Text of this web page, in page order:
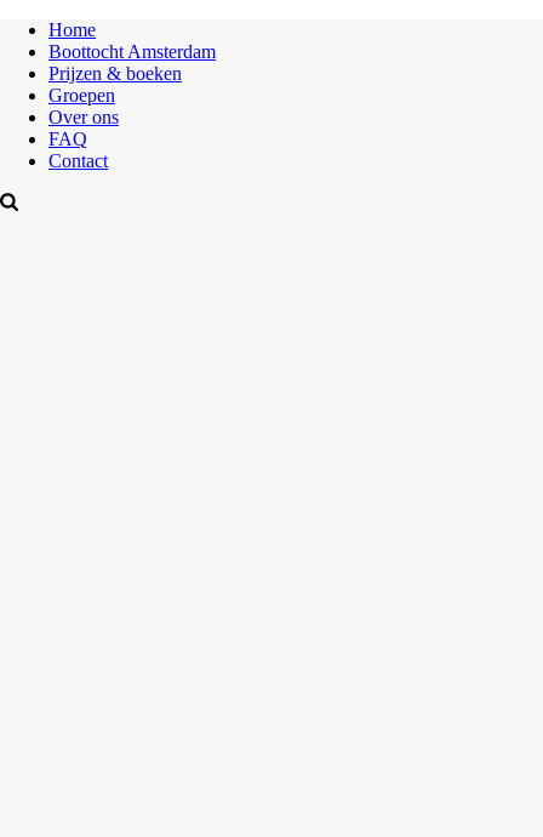
Home
Boottocht Amsterdam
Prijzen & boeken
Groepen
Over ons
FAQ
Contact